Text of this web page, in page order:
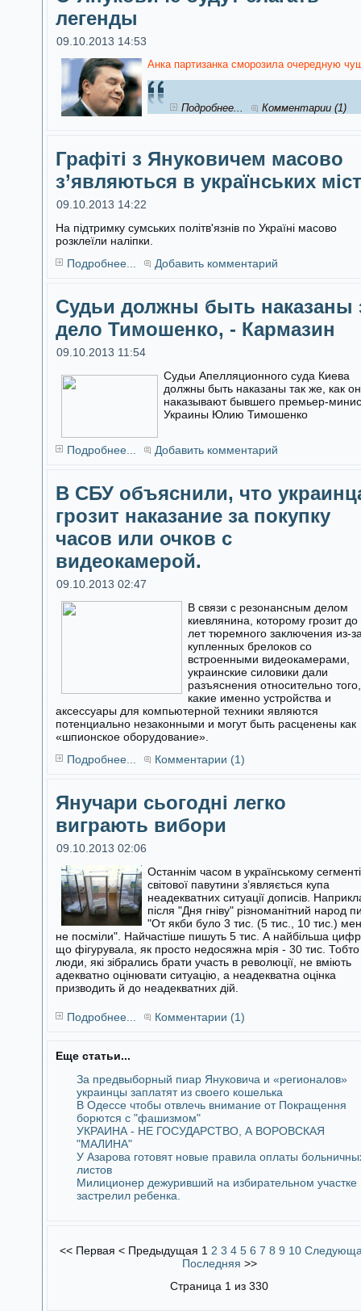
легенды
09.10.2013 14:53
Анка партизанка сморозила очередную
Подробнее... Комментарии (1)
Графіті з Януковичем масово
з’являються в українських
09.10.2013 14:22
На підтримку сумських політв'язнів по Україні масово
розклеїли наліпки.
Подробнее...
Добавить комментарий
Судьи должны быть наказаны
дело Тимошенко, - Кармазин
09.10.2013 11:54
Судьи Апелляционного суда Киева
должны быть наказаны так же, как
наказывают бывшего премьер-
Украины Юлию Тимошенко
Подробнее... Добавить комментарий
В СБУ объяснили, что
грозит наказание за покупку
часов или очков с
видеокамерой.
09.10.2013 02:47
В связи с резонансным делом
киевлянина, которому грозит до
лет тюремного заключения из-
купленных брелоков со
встроенными видеокамерами,
украинские силовики дали
разъяснения относительно того,
какие именно устройства и
аксессуары для компьютерной техники являются
потенциально незаконными и могут быть расценены как
«шпионское оборудование».
Подробнее...
Комментарии (1)
Янучари сьогодні легко
виграють вибори
09.10.2013 02:06
Останнім часом в українському сегменті
світової павутини з’являється купа
неадекватних ситуації дописів.
після "Дня гніву" різноманітний народ
"От якби було 3 тис. (5 тис., 10 тис.)
не посміли". Найчастіше пишуть 5 тис. А найбільша
що фігурувала, як просто недосяжна мрія - 30 тис. Тобто
люди, які зібрались брати участь в революції, не вміють
адекватно оцінювати ситуацію, а неадекватна оцінка
призводить й до неадекватних дій.
Подробнее... Комментарии (1)
Еще статьи...
За предвыборный пиар Януковича и «регионалов»
украинцы заплатят из своего кошелька
В Одессе чтобы отвлечь внимание от Покращення
борются с "фашизмом"
УКРАИНА - НЕ ГОСУДАРСТВО, А ВОРОВСКАЯ
"МАЛИНА"
У Азарова готовят новые правила оплаты
листов
Милиционер дежуривший на избирательном участке
застрелил ребенка.
<< Первая < Предыдущая 1 2 3 4 5 6 7 8 9 10
Последняя >>
Страница 1 из 330